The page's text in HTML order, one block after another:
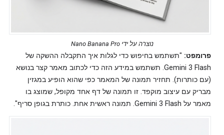
נוצרה על ידי Nano Banana Pro
פרומפט: "תשתמש בחיפוש כדי לגלות איך התקבלה ההשקה של
Gemini 3 Flash. תשתמש במידע הזה כדי לכתוב מאמר קצר בנושא
(עם כותרות). תחזיר תמונה של המאמר כפי שהוא הופיע במגזין
מבריק עם עיצוב מוקפד. זו תמונה של דף אחד מקופל, שמוצג בו
מאמר על Gemini 3 Flash. תמונה ראשית אחת. כותרת בגופן סריף".